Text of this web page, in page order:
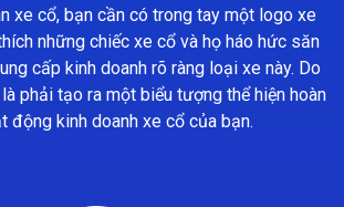
xe cổ, bạn cần có trong tay một logo xe
những chiếc xe cổ và họ háo hức săn
cấp kinh doanh rõ ràng loại xe này. Do
phải tạo ra một biểu tượng thể hiện hoàn
động kinh doanh xe cổ của bạn.